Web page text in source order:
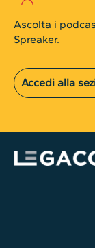
Ascolta i
Spreaker.
Accedi alla